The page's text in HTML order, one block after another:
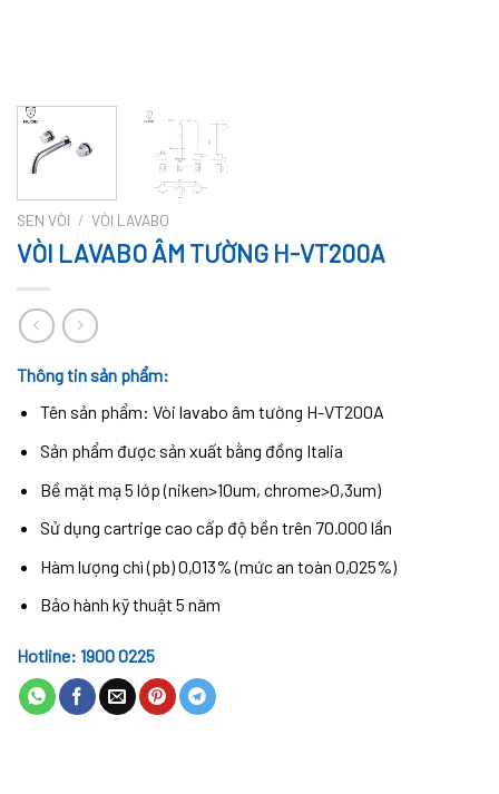
SEN VÒI / VÒI LAVABO
VÒI LAVABO ÂM TƯỜNG H-VT200A
Thông tin sản phẩm:
Tên sản phẩm: Vòi lavabo âm tường H-VT200A
Sản phẩm được sản xuất bằng đồng Italia
Bề mặt mạ 5 lớp (niken>10um, chrome>0,3um)
Sử dụng cartrige cao cấp độ bền trên 70.000 lần
Hàm lượng chì (pb) 0,013% (mức an toàn 0,025%)
Bảo hành kỹ thuật 5 năm
Hotline: 1900 0225